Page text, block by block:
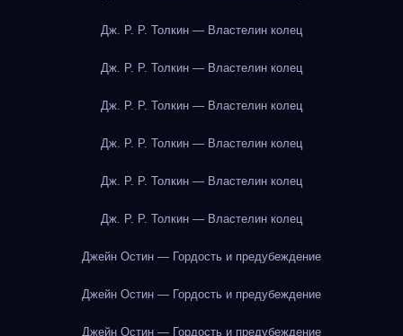
Дж. Р. Р. Толкин — Властелин колец
Дж. Р. Р. Толкин — Властелин колец
Дж. Р. Р. Толкин — Властелин колец
Дж. Р. Р. Толкин — Властелин колец
Дж. Р. Р. Толкин — Властелин колец
Дж. Р. Р. Толкин — Властелин колец
Джейн Остин — Гордость и предубеждение
Джейн Остин — Гордость и предубеждение
Джейн Остин — Гордость и предубеждение